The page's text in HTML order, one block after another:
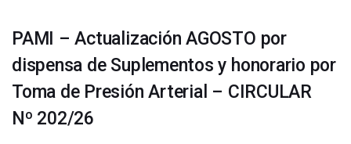
PAMI – Actualización AGOSTO por
dispensa de Suplementos y honorario por
Toma de Presión Arterial – CIRCULAR
Nº 202/26